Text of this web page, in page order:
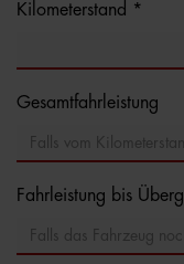
Kilometerstand *
Gesamtfahrleistung
Fahrleistung bis